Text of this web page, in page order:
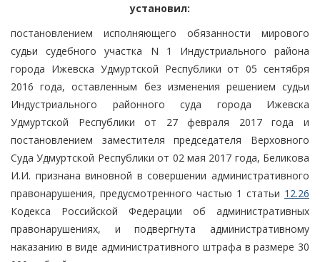
установил:
постановлением исполняющего обязанности мирового
судьи судебного участка N 1 Индустриального района
города Ижевска Удмуртской Республики от 05 сентября
2016 года, оставленным без изменения решением судьи
Индустриального районного суда города Ижевска
Удмуртской Республики от 27 февраля 2017 года и
постановлением заместителя председателя Верховного
Суда Удмуртской Республики от 02 мая 2017 года, Беликова
И.И. признана виновной в совершении административного
правонарушения, предусмотренного частью 1 статьи 12.26
Кодекса Российской Федерации об административных
правонарушениях, и подвергнута административному
наказанию в виде административного штрафа в размере 30